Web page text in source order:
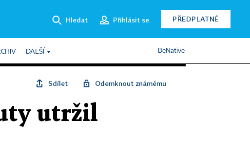
Hledat Přihlásit se PŘEDPLATNÉ
DALŠÍ BeNative
Sdílet Odemknout známému
utržil